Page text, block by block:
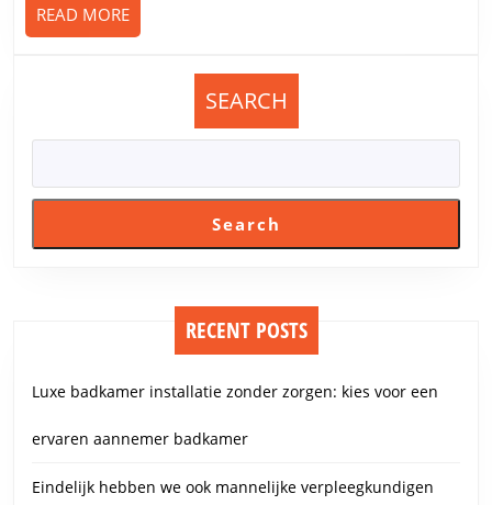
READ MOREREAD
MORE
SEARCH
Search
RECENT POSTS
Luxe badkamer installatie zonder zorgen: kies voor een
ervaren aannemer badkamer
Eindelijk hebben we ook mannelijke verpleegkundigen